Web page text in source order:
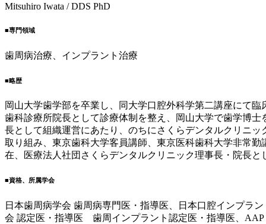
Mitsuhiro Iwata / DDS PhD
■専門領域
歯周病治療、インプラント治療
■略歴
岡山大学歯学部を卒業し、同大学口腔外科学第二講座にて
歯科診療所院長として診療体制を整え、岡山大学で歯学博
長として組織運営にあたり、のちにさくらデンタルクリニ
取り組み、東京歯科大学客員講師、東京医科歯科大学非常
在、医療法人社団さくらデンタルクリニック理事長・院長と
■資格、所属学会
日本歯周病学会 歯周病専門医・指導医、日本口腔インプラ
会 認定医・指導医 歯周インプラント認定医・指導医、